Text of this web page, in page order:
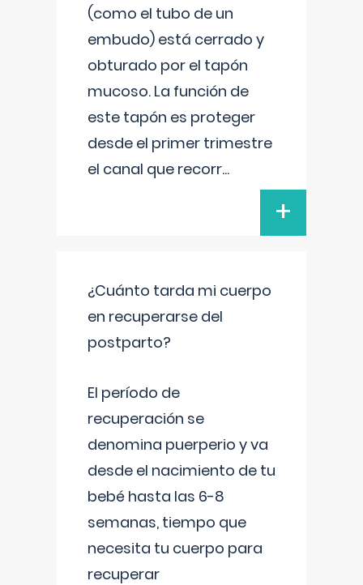
(como el tubo de un
embudo) está cerrado y
obturado por el tapón
mucoso. La función de
este tapón es proteger
desde el primer trimestre
el canal que recorr...
+
¿Cuánto tarda mi cuerpo
en recuperarse del
postparto?
El período de
recuperación se
denomina puerperio y va
desde el nacimiento de tu
bebé hasta las 6-8
semanas, tiempo que
necesita tu cuerpo para
recuperar